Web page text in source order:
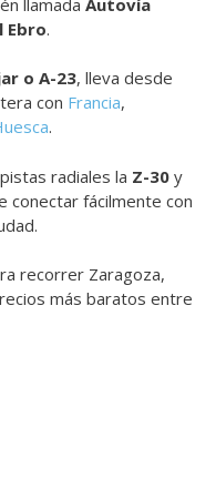
Ebro.
o A-23, lleva desde
con Francia,
.
radiales la Z-30 y
conectar fácilmente con
recorrer Zaragoza,
más baratos entre